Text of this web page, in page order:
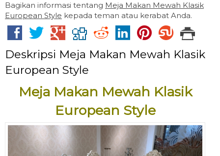
Bagikan informasi tentang Meja Makan Mewah Klasik
European Style kepada teman atau kerabat Anda.
Deskripsi Meja Makan Mewah Klasik
European Style
Meja Makan Mewah Klasik
European Style